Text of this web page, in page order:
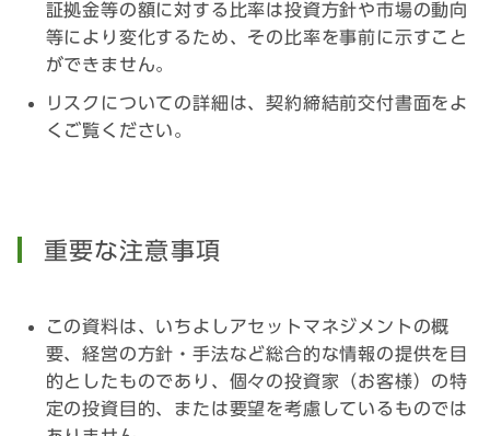
証拠金等の額に対する比率は投資方針や市場の動向
等により変化するため、その比率を事前に示すこと
ができません。
リスクについての詳細は、契約締結前交付書面をよ
くご覧ください。
重要な注意事項
この資料は、いちよしアセットマネジメントの概
要、経営の方針・手法など総合的な情報の提供を目
的としたものであり、個々の投資家（お客様）の特
定の投資目的、または要望を考慮しているものでは